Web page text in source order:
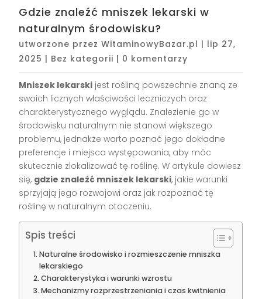
Gdzie znaleźć mniszek lekarski w
naturalnym środowisku?
utworzone przezWitaminowyBazar.pl | lip 27,
2025 | Bez kategorii | 0 komentarzy
Mniszek lekarski jest rośliną powszechnie znaną ze
swoich licznych właściwości leczniczych oraz
charakterystycznego wyglądu. Znalezienie go w
środowisku naturalnym nie stanowi większego
problemu, jednakże warto poznać jego dokładne
preferencje i miejsca występowania, aby móc
skutecznie zlokalizować tę roślinę. W artykule dowiesz
się, gdzie znaleźć mniszek lekarski, jakie warunki
sprzyjają jego rozwojowi oraz jak rozpoznać tę
roślinę w naturalnym otoczeniu.
Spis treści
Naturalne środowisko i rozmieszczenie mniszka
lekarskiego
Charakterystyka i warunki wzrostu
Mechanizmy rozprzestrzeniania i czas kwitnienia